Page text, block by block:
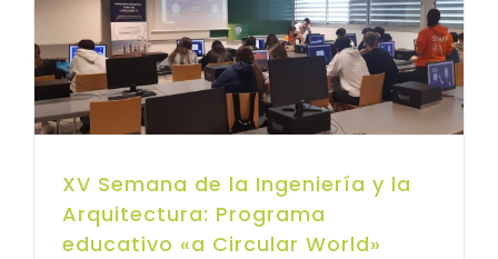
XV Semana de la Ingeniería y la
Arquitectura: Programa
educativo «a Circular World»